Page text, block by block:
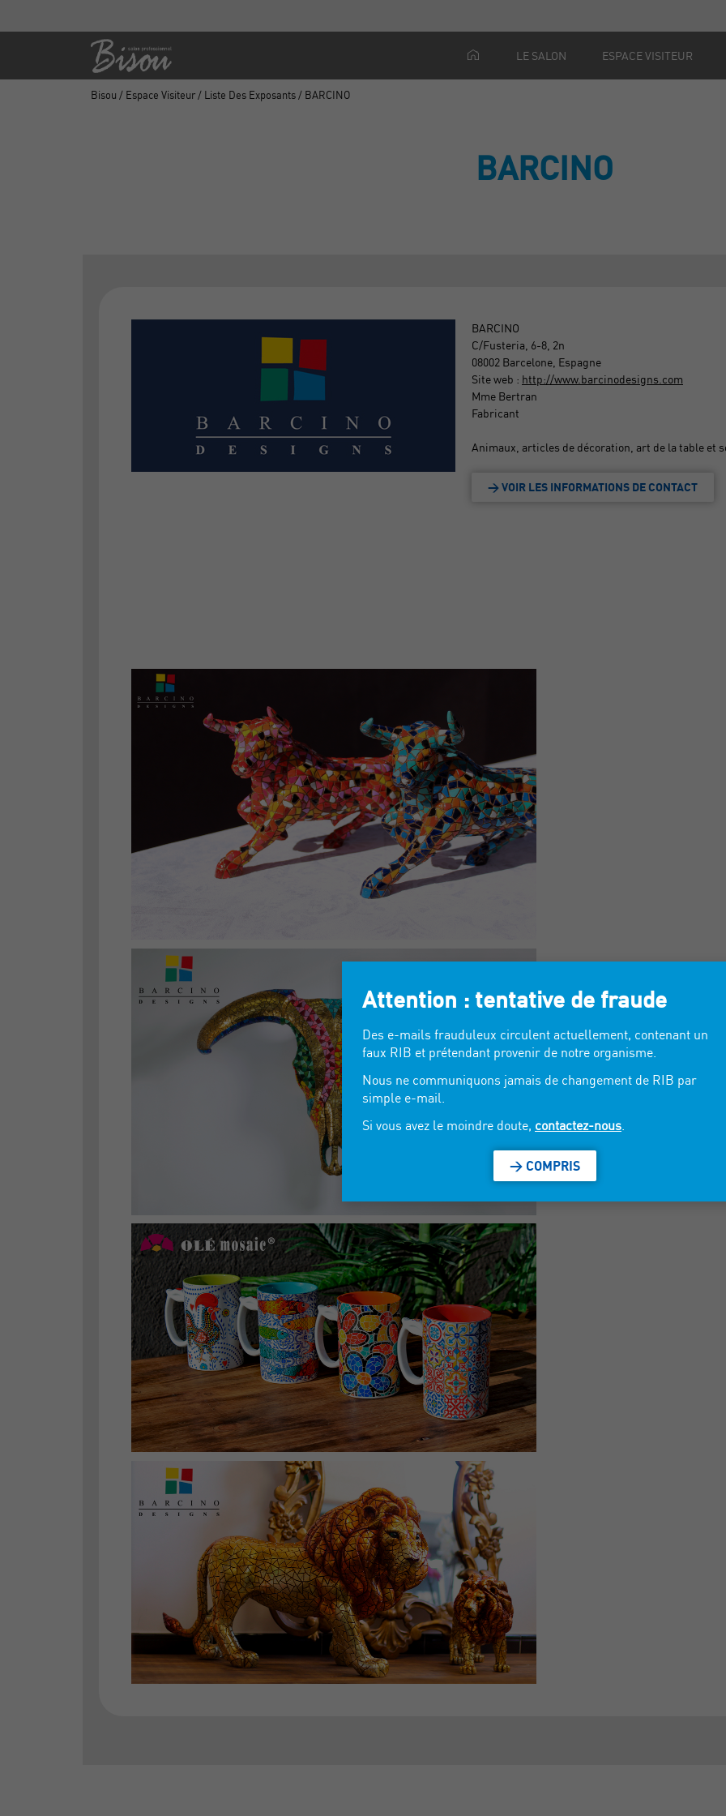
LE SALON ESPACE VISITEUR
Bisou / Espace Visiteur / Liste Des Exposants / BARCINO
BARCINO
BARCINO
C/Fusteria, 6-8, 2n
08002 Barcelone, Espagne
Site web : http://www.barcinodesigns.com
Mme Bertran
Fabricant
Animaux, articles de décoration, art de la table et
> VOIR LES INFORMATIONS DE CONTACT
Attention : tentative de fraude
Des e-mails frauduleux circulent actuellement, contenant un
faux RIB et prétendant provenir de notre organisme.
Nous ne communiquons jamais de changement de RIB par
simple e-mail.
Si vous avez le moindre doute, contactez-nous.
> COMPRIS